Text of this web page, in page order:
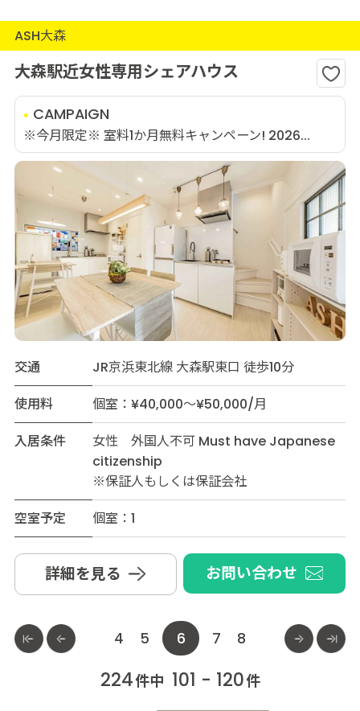
ASH大森
大森駅近女性専用シェアハウス
CAMPAIGN
※今月限定※ 室料1か月無料キャンペーン! 2026...
交通
JR京浜東北線 大森駅東口 徒歩10分
使用料
個室：¥40,000～¥50,000/月
入居条件
女性 外国人不可 Must have Japanese
citizenship
※保証人もしくは保証会社
空室予定
個室：1
詳細を見る お問い合わせ
4 5 6 7 8
224件中 101 - 120件